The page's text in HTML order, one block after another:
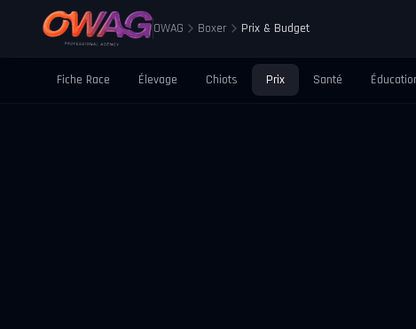
OWAG Boxer Prix & Budget
Fiche Race Élevage Chiots Prix Santé